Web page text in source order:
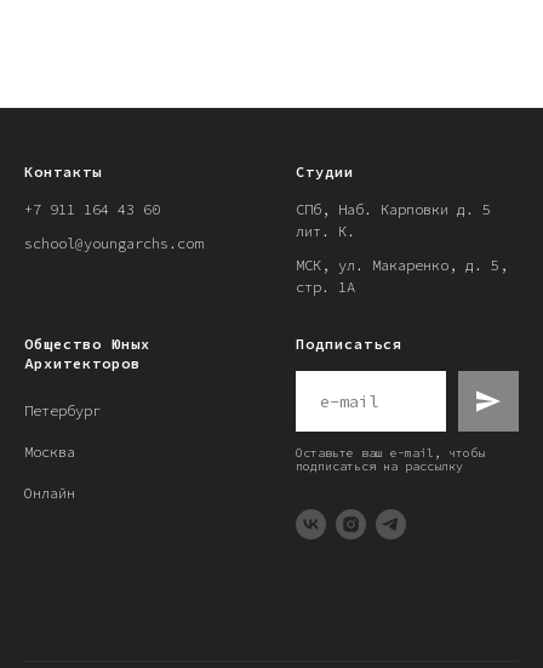
Контакты
+7 911 164 43 60
school@youngarchs.com
Студии
СПб, Наб. Карповки д. 5
лит. К.
МСК, ул. Макаренко, д. 5,
стр. 1А
Общество Юных
Архитекторов
Петербург
Москва
Онлайн
Подписаться
Оставьте ваш e-mail, чтобы
подписаться на рассылку